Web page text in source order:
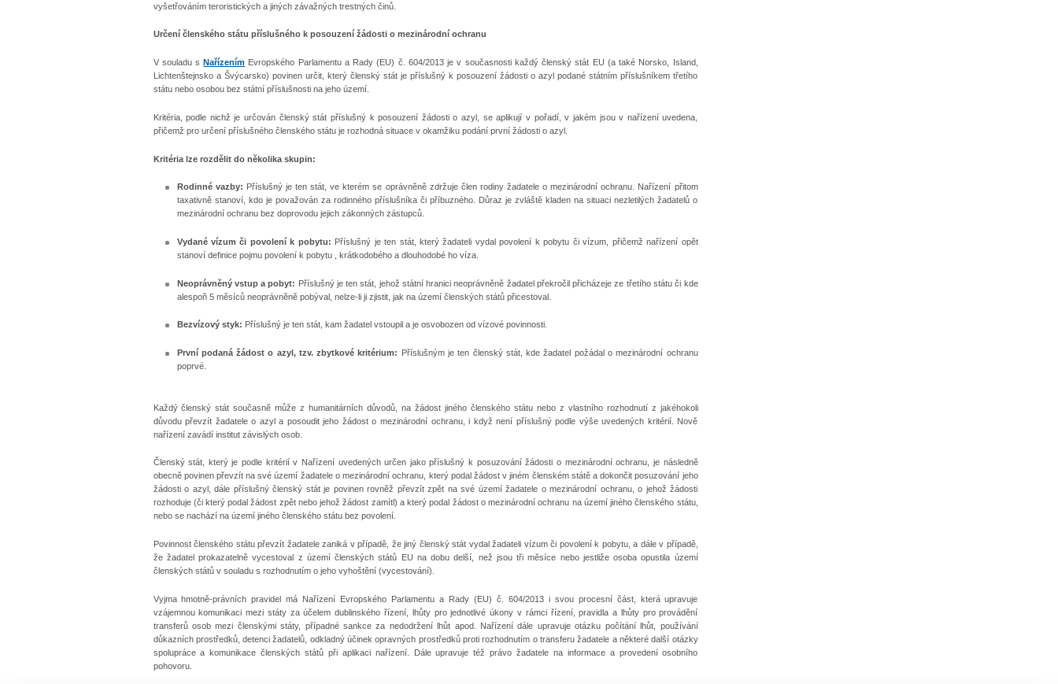
vyšetřováním teroristických a jiných závažných trestných činů.
Určení členského státu příslušného k posouzení žádosti o mezinárodní ochranu
V souladu sNařízením Evropského Parlamentu a Rady (EU) č. 604/2013 je v současnosti každý členský stát EU (a také Norsko, Island,
Lichtenštejnsko a Švýcarsko) povinen určit, který členský stát je příslušný k posouzení žádosti o azyl podané státním příslušníkem třetího
státu nebo osobou bez státní příslušnosti na jeho území.
Kritéria, podle nichž je určován členský stát příslušný k posouzení žádosti o azyl, se aplikují v pořadí, v jakém jsou v nařízení uvedena,
přičemž pro určení příslušného členského státu je rozhodná situace v okamžiku podání první žádosti o azyl.
Kritéria lze rozdělit do několika skupin:
Rodinné vazby: Příslušný je ten stát, ve kterém se oprávněně zdržuje člen rodiny žadatele o mezinárodní ochranu. Nařízení přitom
taxativně stanoví, kdo je považován za rodinného příslušníka či příbuzného. Důraz je zvláště kladen na situaci nezletilých žadatelů o
mezinárodní ochranu bez doprovodu jejich zákonných zástupců.
Vydané vízum či povolení k pobytu: Příslušný je ten stát, který žadateli vydal povolení k pobytu či vízum, přičemž nařízení opět
stanoví definice pojmu povolení k pobytu , krátkodobého a dlouhodobé ho víza.
Neoprávněný vstup a pobyt: Příslušný je ten stát, jehož státní hranici neoprávněně žadatel překročil přicházeje ze třetího státu či kde
alespoň 5 měsíců neoprávněně pobýval, nelze-li ji zjistit, jak na území členských států přicestoval.
Bezvízový styk: Příslušný je ten stát, kam žadatel vstoupil a je osvobozen od vízové povinnosti.
První podaná žádost o azyl, tzv. zbytkové kritérium: Příslušným je ten členský stát, kde žadatel požádal o mezinárodní ochranu
poprvé.
Každý členský stát současně může z humanitárních důvodů, na žádost jiného členského státu nebo z vlastního rozhodnutí z jakéhokoli
důvodu převzít žadatele o azyl a posoudit jeho žádost o mezinárodní ochranu, i když není příslušný podle výše uvedených kritérií. Nově
nařízení zavádí institut závislých osob.
Členský stát, který je podle kritérií v Nařízení uvedených určen jako příslušný k posuzování žádosti o mezinárodní ochranu, je následně
obecně povinen převzít na své území žadatele o mezinárodní ochranu, který podal žádost v jiném členském státě a dokončit posuzování jeho
žádosti o azyl, dále příslušný členský stát je povinen rovněž převzít zpět na své území žadatele o mezinárodní ochranu, o jehož žádosti
rozhoduje (či který podal žádost zpět nebo jehož žádost zamítl) a který podal žádost o mezinárodní ochranu na území jiného členského státu,
nebo se nachází na území jiného členského státu bez povolení.
Povinnost členského státu převzít žadatele zaniká v případě, že jiný členský stát vydal žadateli vízum či povolení k pobytu, a dále v případě,
že žadatel prokazatelně vycestoval z území členských států EU na dobu delší, než jsou tři měsíce nebo jestliže osoba opustila území
členských států v souladu s rozhodnutím o jeho vyhoštění (vycestování).
Vyjma hmotně-právních pravidel má Nařízení Evropského Parlamentu a Rady (EU) č. 604/2013 i svou procesní část, která upravuje
vzájemnou komunikaci mezi státy za účelem dublinského řízení, lhůty pro jednotlivé úkony v rámci řízení, pravidla a lhůty pro provádění
transferů osob mezi členskými státy, případné sankce za nedodržení lhůt apod. Nařízení dále upravuje otázku počítání lhůt, používání
důkazních prostředků, detenci žadatelů, odkladný účinek opravných prostředků proti rozhodnutím o transferu žadatele a některé další otázky
spolupráce a komunikace členských států při aplikaci nařízení. Dále upravuje též právo žadatele na informace a provedení osobního
pohovoru.